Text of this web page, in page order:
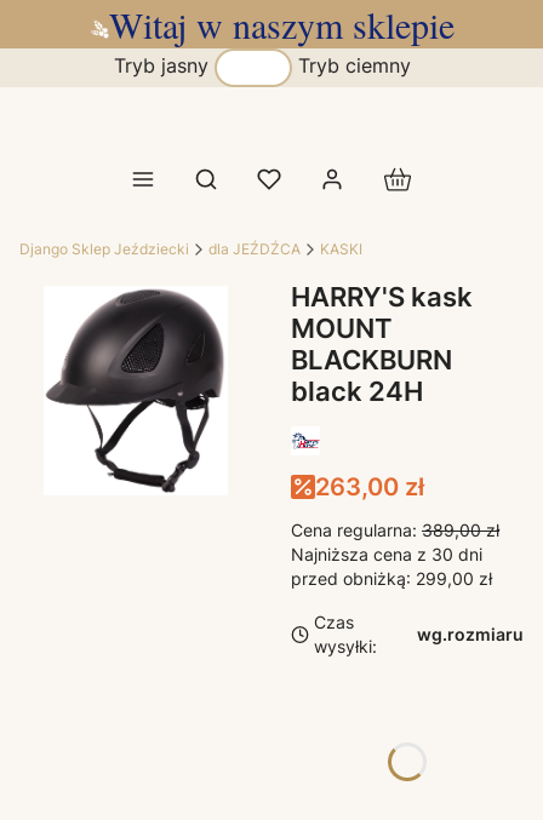
Witaj w naszym sklepie
Tryb jasny Tryb ciemny
Otwórz wyszukiwarkę Produkty w
Django Sklep Jeździecki dla JEŹDŹCA KASKI
HARRY'S kask
MOUNT
BLACKBURN
black 24H
263,00 zł
Cena regularna: 389,00 zł
Najniższa cena z 30 dni
przed obniżką: 299,00 zł
Czas
wysyłki:
wg.rozmiaru